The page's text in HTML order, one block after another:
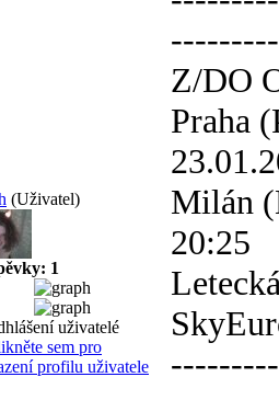
(Uživatel)
1
Z/DO
Praha
Milán
20:25